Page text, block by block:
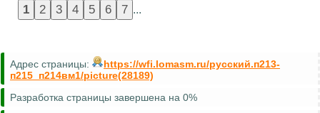
...
Адрес страницы:
https://wfi.lomasm.ru/русский.п213-
п215_п214вм1/picture(28189)
Разработка страницы завершена на 0%